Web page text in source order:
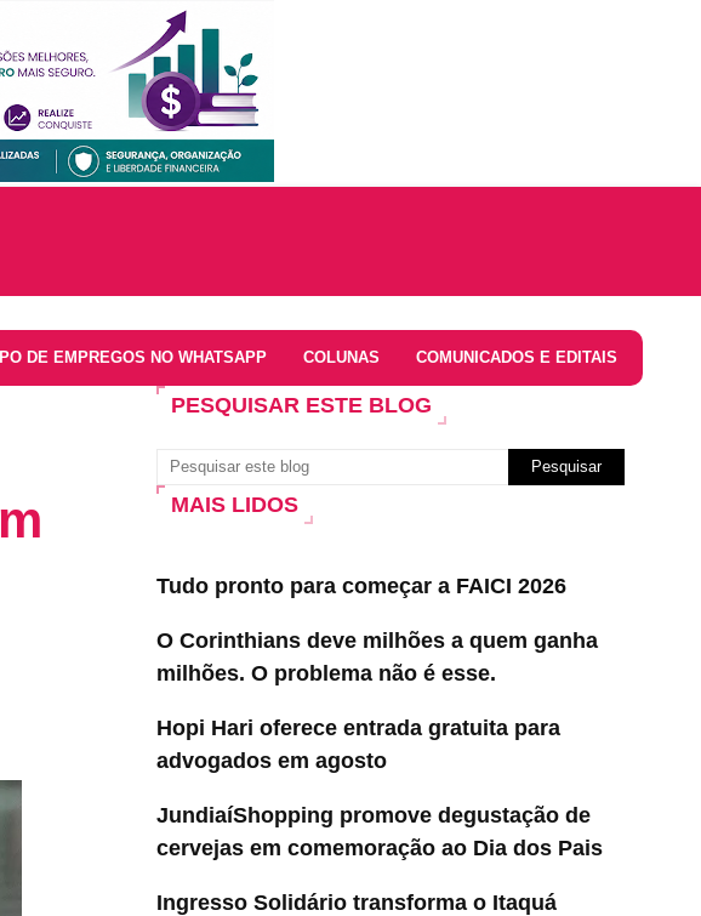
DE EMPREGOS NO WHATSAPP COLUNAS COMUNICADOS E EDITAIS
PESQUISAR ESTE BLOG
MAIS LIDOS
Tudo pronto para começar a FAICI 2026
O Corinthians deve milhões a quem ganha
milhões. O problema não é esse.
Hopi Hari oferece entrada gratuita para
advogados em agosto
JundiaíShopping promove degustação de
cervejas em comemoração ao Dia dos Pais
Ingresso Solidário transforma o Itaquá